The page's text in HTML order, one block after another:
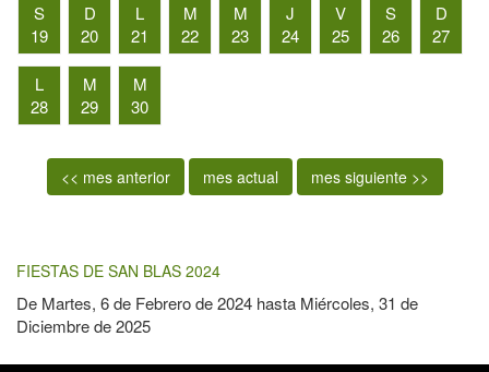
S
19
D
20
L
21
M
22
M
23
J
24
V
25
S
26
D
27
L
28
M
29
M
30
<< mes anterior mes actual mes siguiente >>
FIESTAS DE SAN BLAS 2024
De Martes, 6 de Febrero de 2024 hasta Miércoles, 31 de
Diciembre de 2025